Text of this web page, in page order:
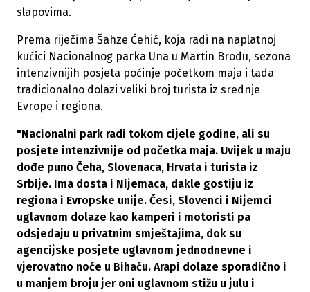
slapovima.
Prema riječima Šahze Ćehić, koja radi na naplatnoj
kućici Nacionalnog parka Una u Martin Brodu, sezona
intenzivnijih posjeta počinje početkom maja i tada
tradicionalno dolazi veliki broj turista iz srednje
Evrope i regiona.
"Nacionalni park radi tokom cijele godine, ali su
posjete intenzivnije od početka maja. Uvijek u maju
dođe puno Čeha, Slovenaca, Hrvata i turista iz
Srbije. Ima dosta i Nijemaca, dakle gostiju iz
regiona i Evropske unije. Česi, Slovenci i Nijemci
uglavnom dolaze kao kamperi i motoristi pa
odsjedaju u privatnim smještajima, dok su
agencijske posjete uglavnom jednodnevne i
vjerovatno noće u Bihaću. Arapi dolaze sporadično i
u manjem broju jer oni uglavnom stižu u julu i